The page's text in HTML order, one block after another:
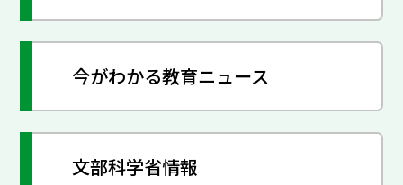
今がわかる教育ニュース
文部科学省情報